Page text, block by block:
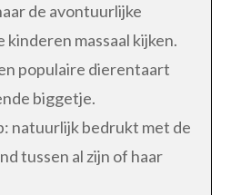
de avontuurlijke
kinderen massaal kijken.
populaire dierentaart
biggetje.
natuurlijk bedrukt met de
tussen al zijn of haar